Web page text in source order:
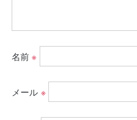
名前※
メール ※